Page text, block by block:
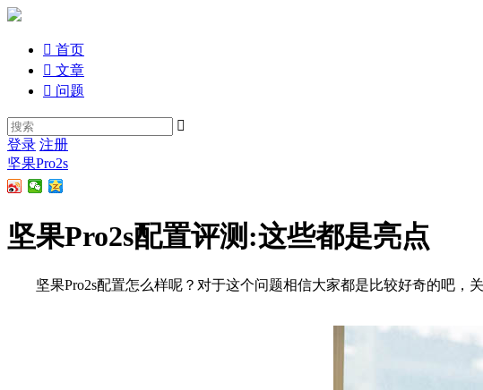
 首页
 文章
 问题

登录 注册
坚果Pro2s
坚果Pro2s配置评测:这些都是亮点
坚果Pro2s配置怎么样呢？对于这个问题相信大家都是比较好奇的吧，关